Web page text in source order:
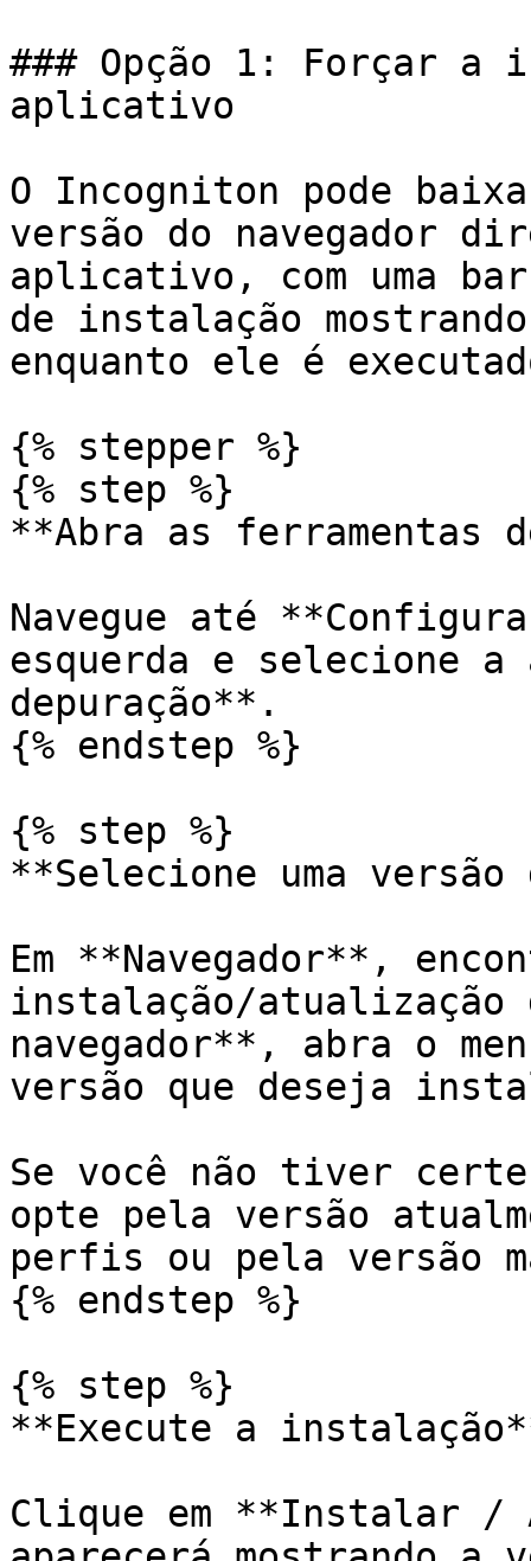
### Opção 1: Forçar
aplicativo
O Incogniton pode
versão do navegador
aplicativo, com uma
de instalação
enquanto ele é
{% stepper %}
{% step %}
**Abra as ferramentas
Navegue até
esquerda e selecione a
depuração**.
{% endstep %}
{% step %}
**Selecione uma versão
Em **Navegador**,
instalação/atualização
navegador**, abra o
versão que deseja
Se você não tiver
opte pela versão
perfis ou pela versão
{% endstep %}
{% step %}
**Execute a
Clique em **Instalar /